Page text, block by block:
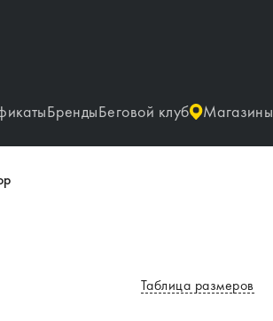
БрендыБеговой клуб Магазины
Таблица размеров